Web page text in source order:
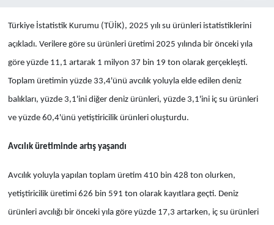
Türkiye İstatistik Kurumu (TÜİK), 2025 yılı su ürünleri istatistiklerini
açıkladı. Verilere göre su ürünleri üretimi 2025 yılında bir önceki yıla
göre yüzde 11,1 artarak 1 milyon 37 bin 19 ton olarak gerçekleşti.
Toplam üretimin yüzde 33,4'ünü avcılık yoluyla elde edilen deniz
balıkları, yüzde 3,1'ini diğer deniz ürünleri, yüzde 3,1'ini iç su ürünleri
ve yüzde 60,4'ünü yetiştiricilik ürünleri oluşturdu.
Avcılık üretiminde artış yaşandı
Avcılık yoluyla yapılan toplam üretim 410 bin 428 ton olurken,
yetiştiricilik üretimi 626 bin 591 ton olarak kayıtlara geçti. Deniz
ürünleri avcılığı bir önceki yıla göre yüzde 17,3 artarken, iç su ürünleri